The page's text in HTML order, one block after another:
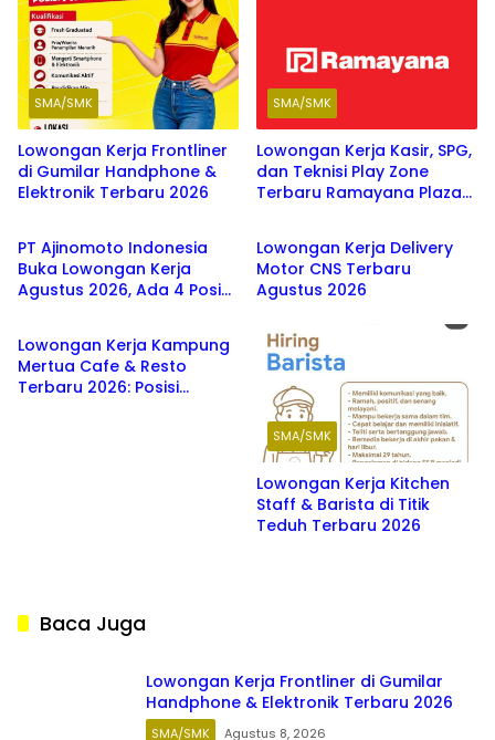
SMA/SMK
Lowongan Kerja Frontliner
di Gumilar Handphone &
Elektronik Terbaru 2026
SMA/SMK
Lowongan Kerja Kasir, SPG,
dan Teknisi Play Zone
Terbaru Ramayana Plaza
SMA/SMK
PT Ajinomoto Indonesia
Buka Lowongan Kerja
Agustus 2026, Ada 4 Posisi
SMA/SMK
Lowongan Kerja Delivery
Motor CNS Terbaru
Agustus 2026
SMA/SMK
Lowongan Kerja Kampung
Mertua Cafe & Resto
Terbaru 2026: Posisi
SMA/SMK
Lowongan Kerja Kitchen
Staff & Barista di Titik
Teduh Terbaru 2026
Baca Juga
Lowongan Kerja Frontliner di Gumilar
Handphone & Elektronik Terbaru 2026
SMA/SMK Agustus 8, 2026